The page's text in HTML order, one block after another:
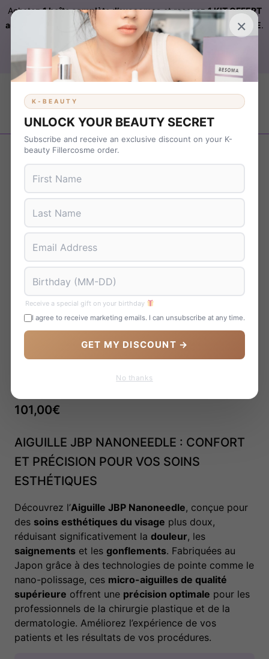
Achetez1 boîte complète d’exosomeset recevez1 KIT OFFERT
automatiquement ajouté à votre commande sur FILLERCOSME.
Livraison OFFERTE KBEAUTYdès 899 € d’achat. Code :
B37NS7T9
Revenir en arrière
JBP NANONEEDLE 30G
101,00€
AIGUILLE JBP NANONEEDLE : CONFORT
ET PRÉCISION POUR VOS SOINS
ESTHÉTIQUES
Découvrez l’Aiguille JBP Nanoneedle, conçue pour
des soins esthétiques du visage plus doux,
réduisant significativement la douleur, les
saignements et les gonflements. Fabriquées au
Japon grâce à des technologies de pointe comme le
nano-polissage, ces micro-aiguilles de qualité
supérieure offrent une précision optimale pour les
professionnels de la chirurgie plastique et de la
dermatologie. Améliorez l’expérience de vos
patients et les résultats de vos procédures.
×
K-BEAUTY
UNLOCK YOUR BEAUTY SECRET
Subscribe and receive an exclusive discount on your K-
beauty Fillercosme order.
Receive a special gift on your birthday
I agree to receive marketing emails. I can unsubscribe at any time.
GET MY DISCOUNT →
No thanks